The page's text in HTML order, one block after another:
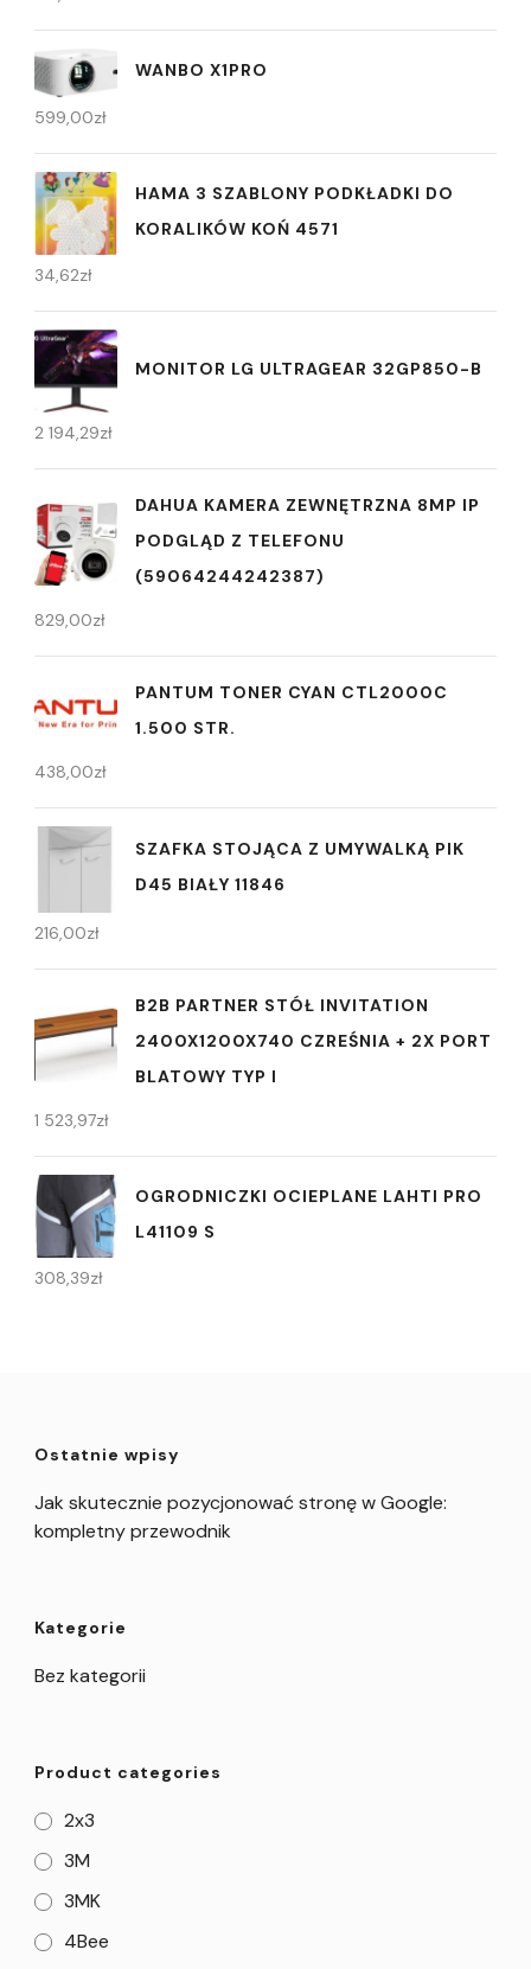
WANBO X1PRO
599,00zł
HAMA 3 SZABLONY PODKŁADKI DO
KORALIKÓW KOŃ 4571
34,62zł
MONITOR LG ULTRAGEAR 32GP850-B
2 194,29zł
DAHUA KAMERA ZEWNĘTRZNA 8MP IP
PODGLĄD Z TELEFONU
(59064244242387)
829,00zł
PANTUM TONER CYAN CTL2000C
1.500 STR.
438,00zł
SZAFKA STOJĄCA Z UMYWALKĄ PIK
D45 BIAŁY 11846
216,00zł
B2B PARTNER STÓŁ INVITATION
2400X1200X740 CZREŚNIA + 2X PORT
BLATOWY TYP I
1 523,97zł
OGRODNICZKI OCIEPLANE LAHTI PRO
L41109 S
308,39zł
Ostatnie wpisy
Jak skutecznie pozycjonować stronę w Google:
kompletny przewodnik
Kategorie
Bez kategorii
Product categories
2x3
3M
3MK
4Bee